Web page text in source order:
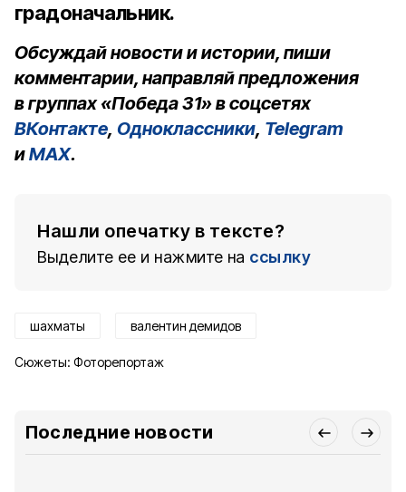
градоначальник.
Обсуждай новости и истории, пиши
комментарии, направляй предложения
в группах «Победа 31» в соцсетях
ВКонтакте, Одноклассники, Telegram
иMAX.
Нашли опечатку в тексте?
Выделите ее и нажмите на ссылку
шахматы валентин демидов
Сюжеты: Фоторепортаж
Последние новости